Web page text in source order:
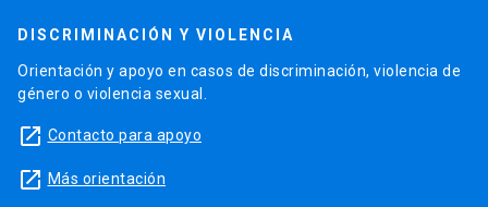
DISCRIMINACIÓN Y VIOLENCIA
Orientación y apoyo en casos de discriminación, violencia de
género o violencia sexual.
launch Contacto para apoyo
launch Más orientación